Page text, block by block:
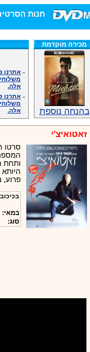
חנות הסרטים DVD/בלו-ריי/3D הגדולה ביותר!
מכירה מוקדמת
בהנחה נוספת
אלה.
אלה.
אנחנו
מענה
צוות
צוות
במענה
.האתר
מענה
צוות
זאטואיצ'י
סרטו
ותחת
פרוע,
במאי:
סוג: